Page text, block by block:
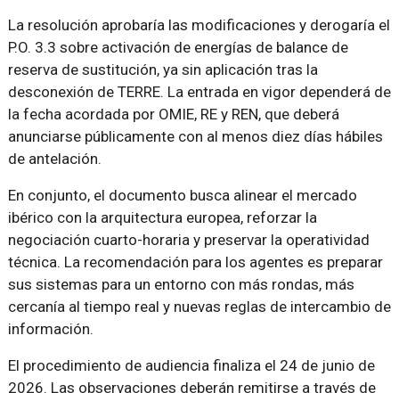
La resolución aprobaría las modificaciones y derogaría el
P.O. 3.3 sobre activación de energías de balance de
reserva de sustitución, ya sin aplicación tras la
desconexión de TERRE. La entrada en vigor dependerá de
la fecha acordada por OMIE, RE y REN, que deberá
anunciarse públicamente con al menos diez días hábiles
de antelación.
En conjunto, el documento busca alinear el mercado
ibérico con la arquitectura europea, reforzar la
negociación cuarto-horaria y preservar la operatividad
técnica. La recomendación para los agentes es preparar
sus sistemas para un entorno con más rondas, más
cercanía al tiempo real y nuevas reglas de intercambio de
información.
El procedimiento de audiencia finaliza el 24 de junio de
2026. Las observaciones deberán remitirse a través de